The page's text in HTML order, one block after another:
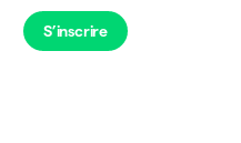
S’inscrire